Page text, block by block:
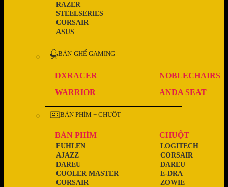
ASUS
CORSAIR
STEELSERIES
RAZER
BÀN-GHẾ GAMING
DXRACER
NOBLECHAIRS
WARRIOR
ANDA SEAT
BÀN PHÍM + CHUỘT
BÀN PHÍM
CORSAIR
COOLER MASTER
DAREU
AJAZZ
FUHLEN
CHUỘT
ZOWIE
E-DRA
DAREU
CORSAIR
LOGITECH